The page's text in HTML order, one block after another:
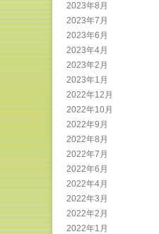
2023年8月
2023年7月
2023年6月
2023年4月
2023年2月
2023年1月
2022年12月
2022年10月
2022年9月
2022年8月
2022年7月
2022年6月
2022年4月
2022年3月
2022年2月
2022年1月